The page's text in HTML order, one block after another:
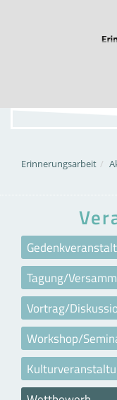
Erinnerungsarbeit
Tagung/
Vortrag/
Workshop/